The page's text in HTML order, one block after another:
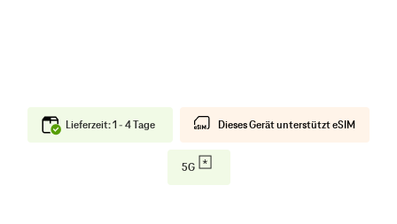
Lieferzeit: 1 - 4 Tage Dieses Gerät unterstützt eSIM
5G